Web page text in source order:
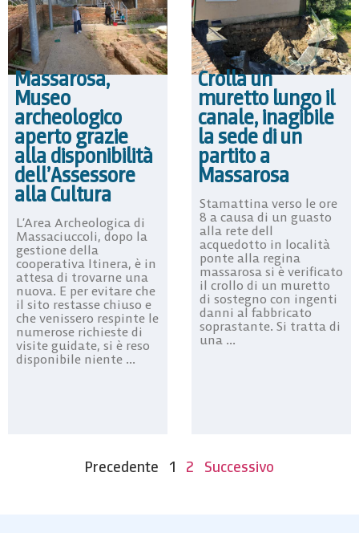
Massarosa,
Museo
archeologico
aperto grazie
alla disponibilità
dell’Assessore
alla Cultura
L’Area Archeologica di
Massaciuccoli, dopo la
gestione della
cooperativa Itinera, è in
attesa di trovarne una
nuova. E per evitare che
il sito restasse chiuso e
che venissero respinte le
numerose richieste di
visite guidate, si è reso
disponibile niente ...
Crolla un
muretto lungo il
canale, inagibile
la sede di un
partito a
Massarosa
Stamattina verso le ore
8 a causa di un guasto
alla rete dell
acquedotto in località
ponte alla regina
massarosa si è verificato
il crollo di un muretto
di sostegno con ingenti
danni al fabbricato
soprastante. Si tratta di
una ...
Precedente 1 2 Successivo